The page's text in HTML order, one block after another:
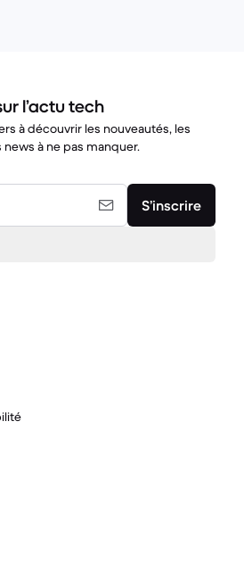
l’actu tech
à découvrir les nouveautés, les
à ne pas manquer.
S’inscrire